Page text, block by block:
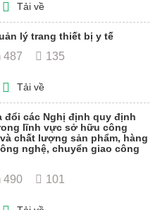
Tải về
lý trang thiết bị y tế
487 135
Tải về
đổi các Nghị định quy định
lĩnh vực sở hữu công
chất lượng sản phẩm, hàng
nghệ, chuyển giao công
490 101